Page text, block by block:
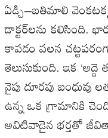
ఏడ్చి–బతిమాలి
డాక్టర్‌లను కలిసింది.
కావడం వలన
తెలుసుకుంది. ఇక ‘అద్దె
వైపుదూరపుబంధువు
ఉన్నఒక గ్రామానికి
అవిటివాడైన భర్తతో